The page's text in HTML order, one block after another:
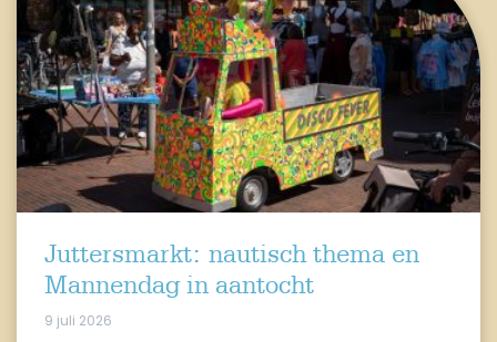
Juttersmarkt: nautisch thema en
Mannendag in aantocht
9 juli 2026